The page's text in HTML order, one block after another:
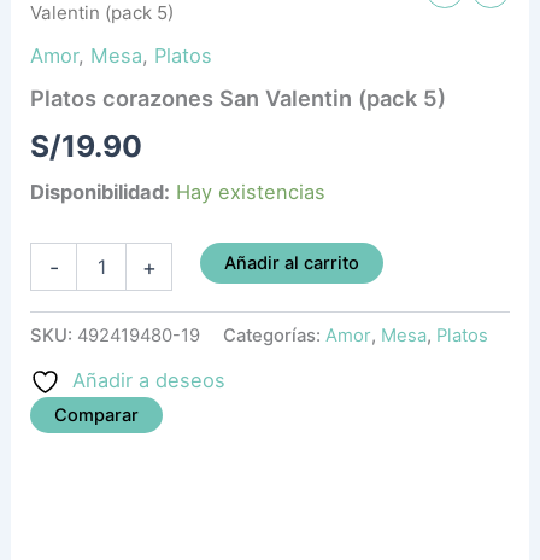
Valentin (pack 5)
Amor, Mesa, Platos
Platos corazones San Valentin (pack 5)
S/19.90
Disponibilidad: Hay existencias
- + Añadir al carrito
SKU: 492419480-19 Categorías:Amor, Mesa, Platos
Añadir a deseos
Comparar